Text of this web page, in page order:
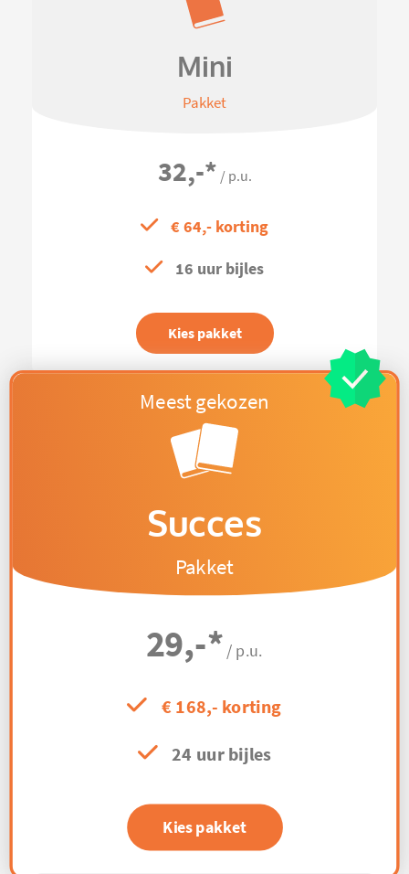
Mini
Pakket
32,-* / p.u.
€ 64,- korting
16 uur bijles
Kies pakket
Succes
Pakket
29,-* / p.u.
€ 168,- korting
24 uur bijles
Kies pakket